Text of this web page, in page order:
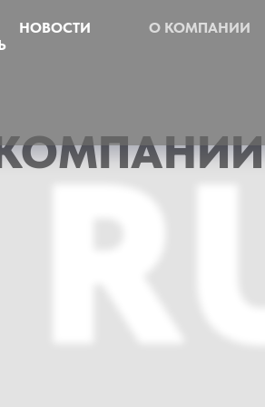
НОВОСТИ
О КОМПАНИИ